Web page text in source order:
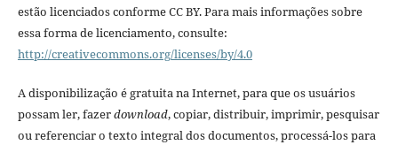
estão licenciados conforme CC BY. Para mais informações sobre
essa forma de licenciamento, consulte:
http://creativecommons.org/licenses/by/4.0
A disponibilização é gratuita na Internet, para que os usuários
possam ler, fazerdownload, copiar, distribuir, imprimir, pesquisar
ou referenciar o texto integral dos documentos, processá-los para